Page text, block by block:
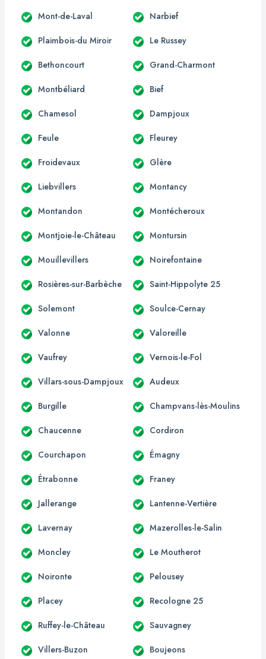
Mont-de-Laval Narbief
Plaimbois-du Miroir Le Russey
Bethoncourt Grand-Charmont
Montbéliard Bief
Chamesol Dampjoux
Feule Fleurey
Froidevaux Glère
Liebvillers Montancy
Montandon Montécheroux
Montjoie-le-Château Montursin
Mouillevillers Noirefontaine
Rosières-sur-Barbèche Saint-Hippolyte 25
Solemont Soulce-Cernay
Valonne Valoreille
Vaufrey Vernois-le-Fol
Villars-sous-Dampjoux Audeux
Burgille Champvans-lès-Moulins
Chaucenne Cordiron
Courchapon Émagny
Étrabonne Franey
Jallerange Lantenne-Vertière
Lavernay Mazerolles-le-Salin
Moncley Le Moutherot
Noironte Pelousey
Placey Recologne 25
Ruffey-le-Château Sauvagney
Villers-Buzon Boujeons